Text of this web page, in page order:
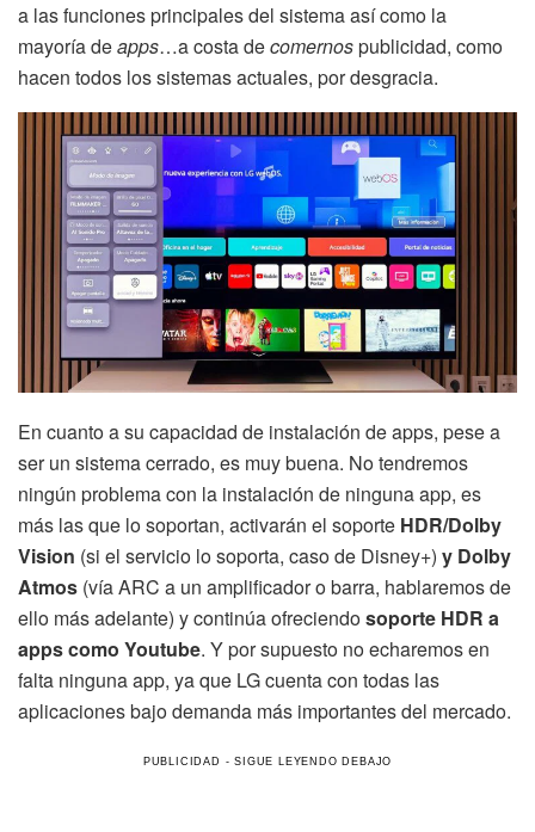
a las funciones principales del sistema así como la
mayoría deapps…a costa decomernospublicidad, como
hacen todos los sistemas actuales, por desgracia.
En cuanto a su capacidad de instalación de apps, pese a
ser un sistema cerrado, es muy buena. No tendremos
ningún problema con la instalación de ninguna app, es
más las que lo soportan, activarán el soporte HDR/Dolby
Vision (si el servicio lo soporta, caso de Disney+) y Dolby
Atmos (vía ARC a un amplificador o barra, hablaremos de
ello más adelante) y continúa ofreciendosoporte HDR a
apps como Youtube. Y por supuesto no echaremos en
falta ninguna app, ya que LG cuenta con todas las
aplicaciones bajo demanda más importantes del mercado.